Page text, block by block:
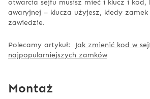
otwarcia sejfu musisz mieć i klucz i kod,
awaryjnej – klucza użyjesz, kiedy
zawiedzie.
Polecamy artykuł: Jak zmienić kod w
najpopularniejszych zamków
Montaż